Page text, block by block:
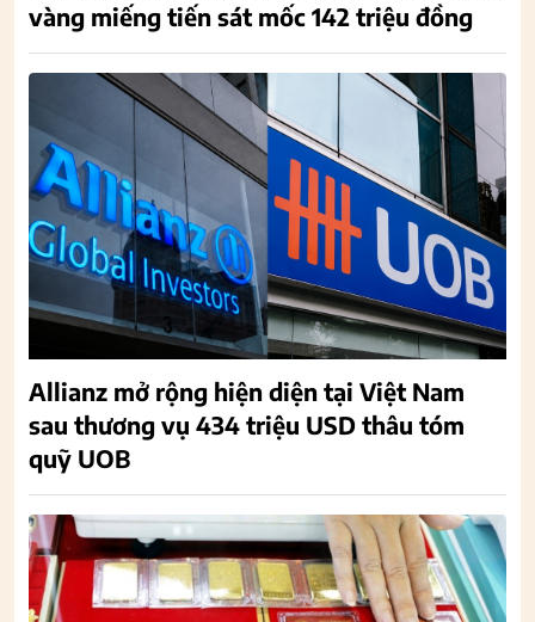
vàng miếng tiến sát mốc 142 triệu đồng
Allianz mở rộng hiện diện tại Việt Nam
sau thương vụ 434 triệu USD thâu tóm
quỹ UOB